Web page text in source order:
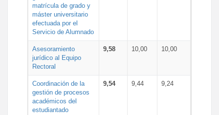
matrícula de grado y
máster universitario
efectuada por el
Servicio de Alumnado
Asesoramiento
jurídico al Equipo
Rectoral
9,58 10,00 10,00
Coordinación de la
gestión de procesos
académicos del
estudiantado
9,54 9,44 9,24